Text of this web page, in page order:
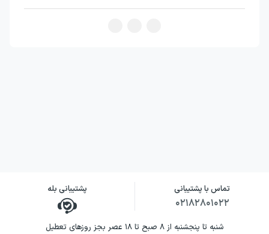
تماس با پشتیبانی
۰۲۱۸۲۸۰۱۰۲۲
پشتیبانی بله
شنبه تا پنجشنبه از ۸ صبح تا ۱۸ عصر بجز روزهای تعطیل